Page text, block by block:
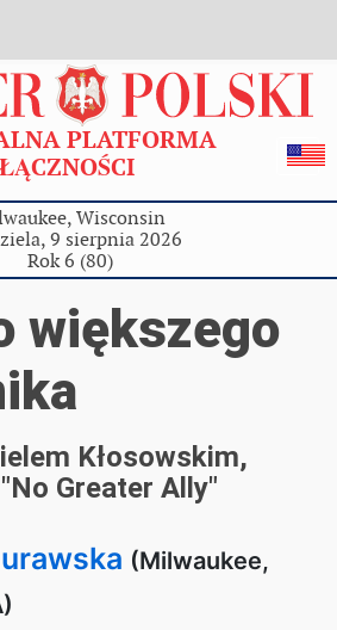
PLATFORMA
ŁĄCZNOŚCI
Wisconsin
9 sierpnia 2026
Rok 6 (80)
większego
Kłosowskim,
Greater Ally"
(Milwaukee,